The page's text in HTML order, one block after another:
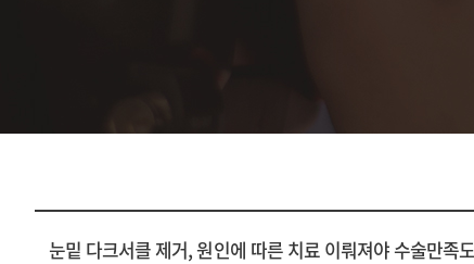
얼굴지방흡입
피부과
눈밑 다크서클 제거, 원인에 따른 치료 이뤄져야 수술만족